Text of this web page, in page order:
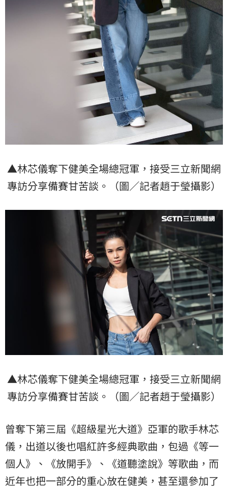
▲林芯儀奪下健美全場總冠軍，接受三立新聞網
專訪分享備賽甘苦談。（圖／記者趙于瑩攝影）
▲林芯儀奪下健美全場總冠軍，接受三立新聞網
專訪分享備賽甘苦談。（圖／記者趙于瑩攝影）
曾奪下第三屆《超級星光大道》亞軍的歌手林芯
儀，出道以後也唱紅許多經典歌曲，包過《等一
個人》、《放開手》、《道聽塗說》等歌曲，而
近年也把一部分的重心放在健美，甚至還參加了